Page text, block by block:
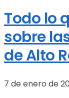
Todo lo
sobre
de Alto
7 de enero de